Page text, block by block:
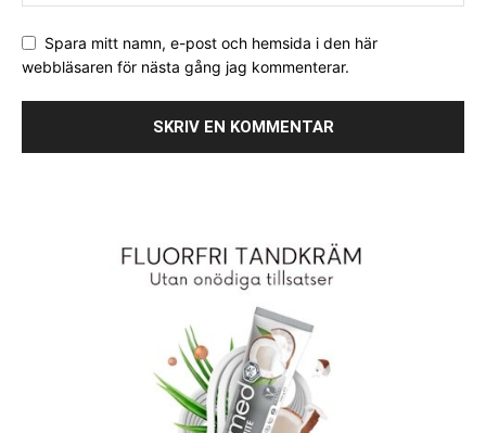
Spara mitt namn, e-post och hemsida i den här
webbläsaren för nästa gång jag kommenterar.